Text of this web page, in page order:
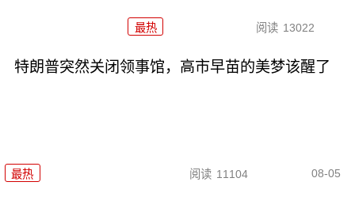
最热 阅读 13022
特朗普突然关闭领事馆，高市早苗的美梦该醒了
最热 阅读 11104 08-05